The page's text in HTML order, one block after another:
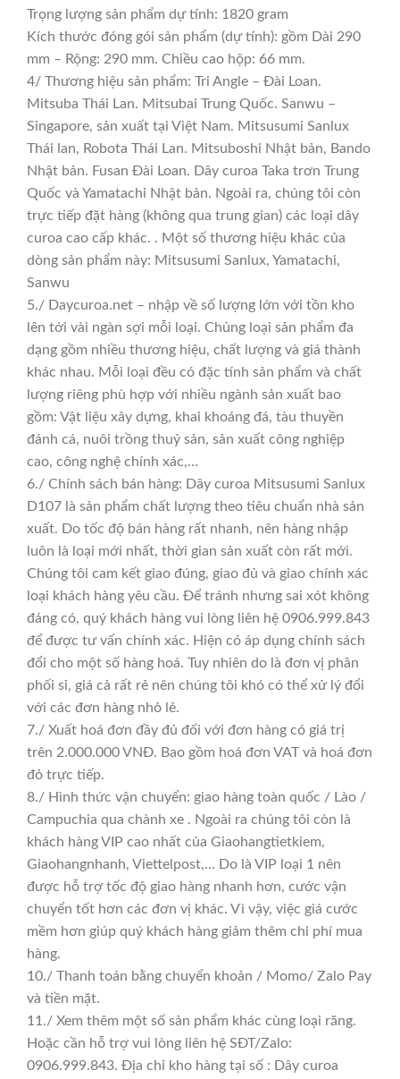
Trọng lượng sản phẩm dự tính: 1820 gram
Kích thước đóng gói sản phẩm (dự tính): gồm Dài 290
mm – Rộng: 290 mm. Chiều cao hộp: 66 mm.
4/ Thương hiệu sản phẩm: Tri Angle – Đài Loan.
Mitsuba Thái Lan. Mitsubai Trung Quốc. Sanwu –
Singapore, sản xuất tại Việt Nam. Mitsusumi Sanlux
Thái lan, Robota Thái Lan. Mitsuboshi Nhật bản, Bando
Nhật bản. Fusan Đài Loan. Dây curoa Taka trơn Trung
Quốc và Yamatachi Nhật bản. Ngoài ra, chúng tôi còn
trực tiếp đặt hàng (không qua trung gian) các loại dây
curoa cao cấp khác. . Một số thương hiệu khác của
dòng sản phẩm này: Mitsusumi Sanlux, Yamatachi,
Sanwu
5./ Daycuroa.net – nhập về số lượng lớn với tồn kho
lên tới vài ngàn sợi mỗi loại. Chủng loại sản phẩm đa
dạng gồm nhiều thương hiệu, chất lượng và giá thành
khác nhau. Mỗi loại đều có đặc tính sản phẩm và chất
lượng riêng phù hợp với nhiều ngành sản xuất bao
gồm: Vật liệu xây dựng, khai khoáng đá, tàu thuyền
đánh cá, nuôi trồng thuỷ sản, sản xuất công nghiệp
cao, công nghệ chính xác,…
6./ Chính sách bán hàng: Dây curoa Mitsusumi Sanlux
D107 là sản phẩm chất lượng theo tiêu chuẩn nhà sản
xuất. Do tốc độ bán hàng rất nhanh, nên hàng nhập
luôn là loại mới nhất, thời gian sản xuất còn rất mới.
Chúng tôi cam kết giao đúng, giao đủ và giao chính xác
loại khách hàng yêu cầu. Để tránh nhưng sai xót không
đáng có, quý khách hàng vui lòng liên hệ 0906.999.843
để được tư vấn chính xác. Hiện có áp dụng chính sách
đổi cho một số hàng hoá. Tuy nhiên do là đơn vị phân
phối sỉ, giá cả rất rẻ nên chúng tôi khó có thể xử lý đổi
với các đơn hàng nhỏ lẻ.
7./ Xuất hoá đơn đầy đủ đối với đơn hàng có giá trị
trên 2.000.000 VNĐ. Bao gồm hoá đơn VAT và hoá đơn
đỏ trực tiếp.
8./ Hình thức vận chuyển: giao hàng toàn quốc / Lào /
Campuchia qua chành xe . Ngoài ra chúng tôi còn là
khách hàng VIP cao nhất của Giaohangtietkiem,
Giaohangnhanh, Viettelpost,… Do là VIP loại 1 nên
được hỗ trợ tốc độ giao hàng nhanh hơn, cước vận
chuyển tốt hơn các đơn vị khác. Vì vậy, việc giá cước
mềm hơn giúp quý khách hàng giảm thêm chi phí mua
hàng.
10./ Thanh toán bằng chuyển khoản / Momo/ Zalo Pay
và tiền mặt.
11./ Xem thêm một số sản phẩm khác cùng loại răng.
Hoặc cần hỗ trợ vui lòng liên hệ SĐT/Zalo:
0906.999.843. Địa chỉ kho hàng tại số : Dây curoa